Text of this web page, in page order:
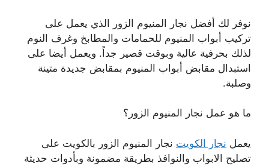
نوفر لك أفضل نجار المنيوم الزور الذي يعمل على
تركيب أبواب المنيوم للحمامات والمطابخ وغرف النوم
لذلك بحرفية عالية وبوقت قصير جداً. ويعمل أيضا على
استبدال مقابض أبواب المنيوم بمقابض جديدة متينة
وصلبة.
ما هو عمل نجار المنيوم الزور؟
يعمل نجار الكويت نجار المنيوم الزور بالكويت على
تصليح الابواب والنوافذ بطريقة مضمونة وبأدوات حديثة